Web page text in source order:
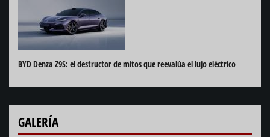
BYD Denza Z9S: el destructor de mitos que reevalúa el lujo eléctrico
GALERÍA